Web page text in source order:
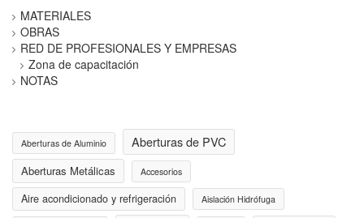
MATERIALES
OBRAS
RED DE PROFESIONALES Y EMPRESAS
Zona de capacitación
NOTAS
Aberturas de Aluminio Aberturas de PVC
Aberturas Metálicas Accesorios
Aire acondicionado y refrigeración Aislación Hidrófuga